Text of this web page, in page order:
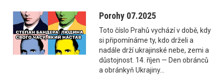
Porohy 07.2025
Toto číslo Prahů vychází v době, kdy
si připomínáme ty, kdo drželi a
nadále drží ukrajinské nebe, zemi a
důstojnost. 14. říjen — Den obránců
a obránkyň Ukrajiny...